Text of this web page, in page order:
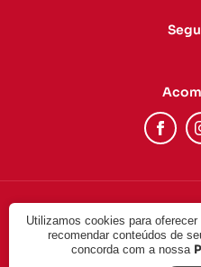
© 2022 - DUAS CABEÇAS
os direitos
Utilizamos cookies para
recomendar conteúdos de
concorda com a nossa